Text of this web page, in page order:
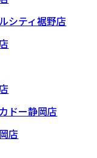
シティ裾野店
ドー静岡店
店